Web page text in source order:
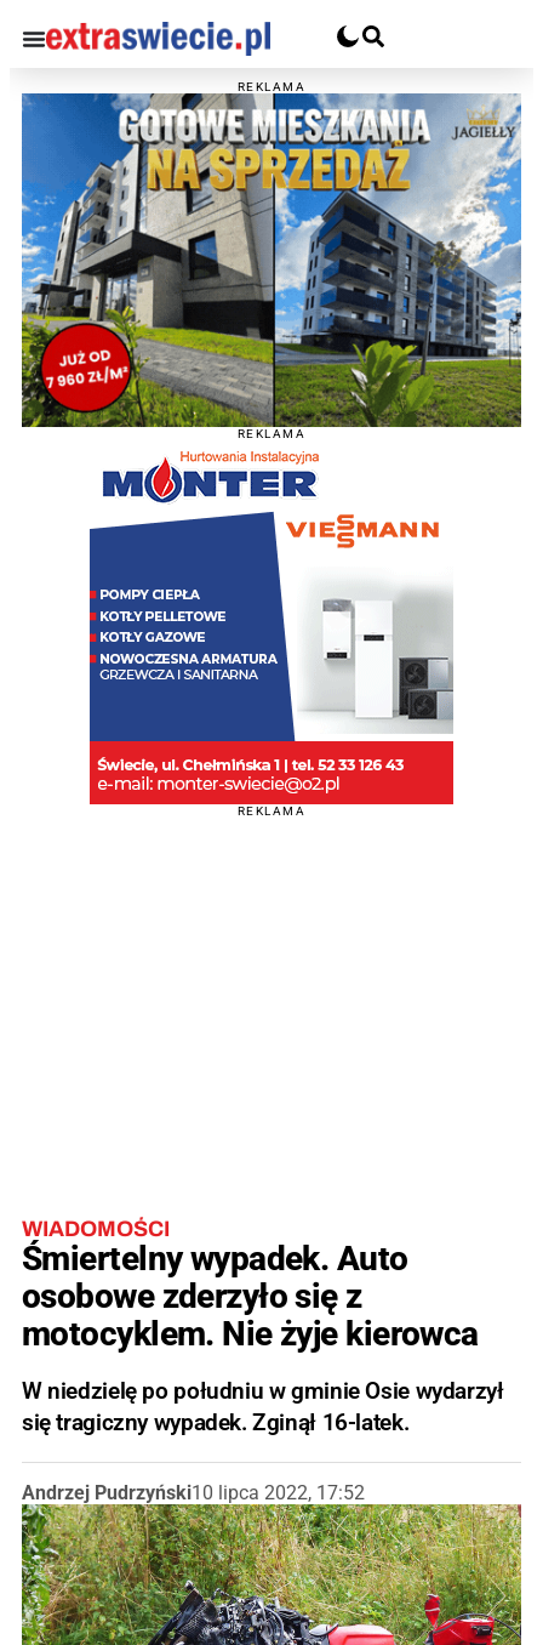
REKLAMA
REKLAMA
REKLAMA
WIADOMOŚCI
Śmiertelny wypadek. Auto
osobowe zderzyło się z
motocyklem. Nie żyje kierowca
W niedzielę po południu w gminie Osie wydarzył
się tragiczny wypadek. Zginął 16-latek.
Andrzej Pudrzyński10 lipca 2022, 17:52